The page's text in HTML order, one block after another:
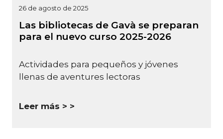
26 de agosto de 2025
Las bibliotecas de Gavà se preparan
para el nuevo curso 2025-2026
Actividades para pequeños y jóvenes
llenas de aventures lectoras
Leer más >